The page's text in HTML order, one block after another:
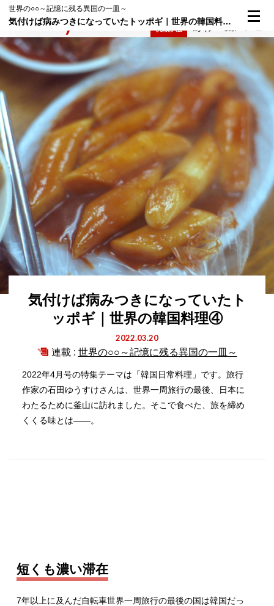
世界の○○～記憶に残る異国の一皿～
気付けば病みつきになっていたトッポギ｜世界の韓国料理④
気付けば病みつきになっていたト
ッポギ｜世界の韓国料理④
2022.03.20
連載 : 世界の○○～記憶に残る異国の一皿～
2022年4月号の特集テーマは「韓国日常料理」です。旅行
作家の石田ゆうすけさんは、世界一周旅行の最後、日本に
わたるために釜山に訪れました。そこで食べた、旅を締め
くくる味とは――。
短くも濃い滞在
7年以上に及んだ自転車世界一周旅行の最後の国は韓国だっ